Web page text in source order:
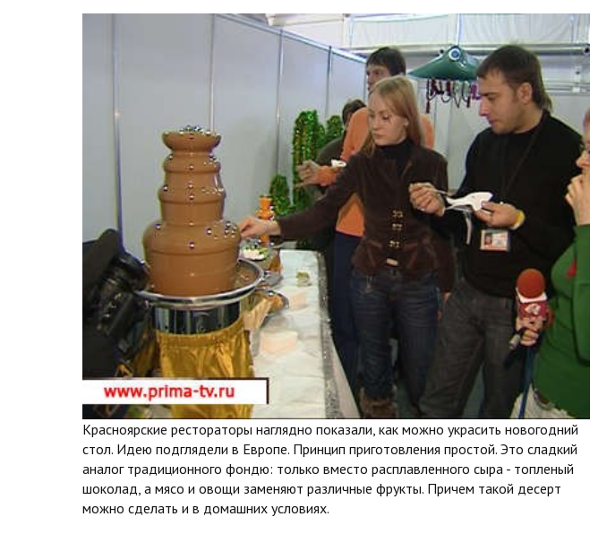
Красноярские рестораторы наглядно показали, как можно украсить новогодний
стол. Идею подглядели в Европе. Принцип приготовления простой. Это сладкий
аналог традиционного фондю: только вместо расплавленного сыра - топленый
шоколад, а мясо и овощи заменяют различные фрукты. Причем такой десерт
можно сделать и в домашних условиях.